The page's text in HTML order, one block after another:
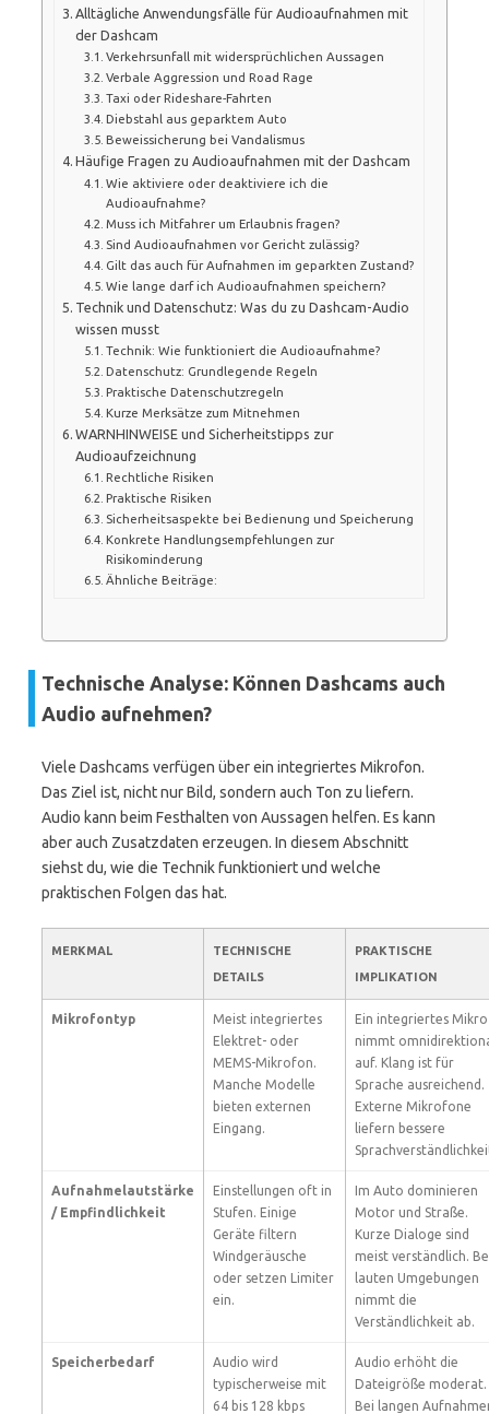
Alltägliche Anwendungsfälle für Audioaufnahmen mit
der Dashcam
Verkehrsunfall mit widersprüchlichen Aussagen
Verbale Aggression und Road Rage
Taxi oder Rideshare-Fahrten
Diebstahl aus geparktem Auto
Beweissicherung bei Vandalismus
Häufige Fragen zu Audioaufnahmen mit der Dashcam
Wie aktiviere oder deaktiviere ich die
Audioaufnahme?
Muss ich Mitfahrer um Erlaubnis fragen?
Sind Audioaufnahmen vor Gericht zulässig?
Gilt das auch für Aufnahmen im geparkten Zustand?
Wie lange darf ich Audioaufnahmen speichern?
Technik und Datenschutz: Was du zu Dashcam-Audio
wissen musst
Technik: Wie funktioniert die Audioaufnahme?
Datenschutz: Grundlegende Regeln
Praktische Datenschutzregeln
Kurze Merksätze zum Mitnehmen
WARNHINWEISE und Sicherheitstipps zur
Audioaufzeichnung
Rechtliche Risiken
Praktische Risiken
Sicherheitsaspekte bei Bedienung und Speicherung
Konkrete Handlungsempfehlungen zur
Risikominderung
Ähnliche Beiträge:
Technische Analyse: Können Dashcams auch
Audio aufnehmen?
Viele Dashcams verfügen über ein integriertes Mikrofon.
Das Ziel ist, nicht nur Bild, sondern auch Ton zu liefern.
Audio kann beim Festhalten von Aussagen helfen. Es kann
aber auch Zusatzdaten erzeugen. In diesem Abschnitt
siehst du, wie die Technik funktioniert und welche
praktischen Folgen das hat.
MERKMAL
TECHNISCHE
DETAILS
PRAKTISCHE
IMPLIKATION
Mikrofontyp
Meist integriertes
Elektret- oder
MEMS-Mikrofon.
Manche Modelle
bieten externen
Eingang.
Ein integriertes Mikro
nimmt
auf. Klang ist für
Sprache ausreichend.
Externe Mikrofone
liefern bessere
Aufnahmelautstärke
/ Empfindlichkeit
Einstellungen oft in
Stufen. Einige
Geräte filtern
Windgeräusche
oder setzen Limiter
ein.
Im Auto dominieren
Motor und Straße.
Kurze Dialoge sind
meist verständlich.
lauten Umgebungen
nimmt die
Verständlichkeit ab.
Speicherbedarf
Audio wird
typischerweise mit
64 bis 128 kbps
Audio erhöht die
Dateigröße moderat.
Bei langen